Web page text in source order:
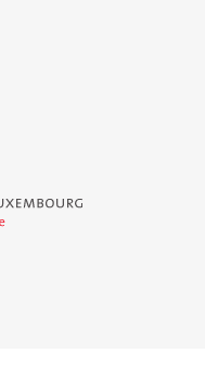
Luxembourg - Service